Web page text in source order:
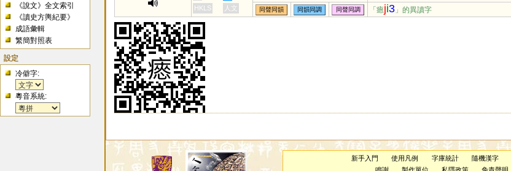
《說文》全文索引
《讀史方輿紀要》
成語彙輯
繁簡對照表
設定
冷僻字:
粵音系統:
HKLS 人文 同聲同韻 同韻同調 同聲同調 「瘱ji3 」的異讀字
新手入門 使用凡例 字庫統計 隨機漢字
鳴謝
製作單位 私隱政策 免責聲明